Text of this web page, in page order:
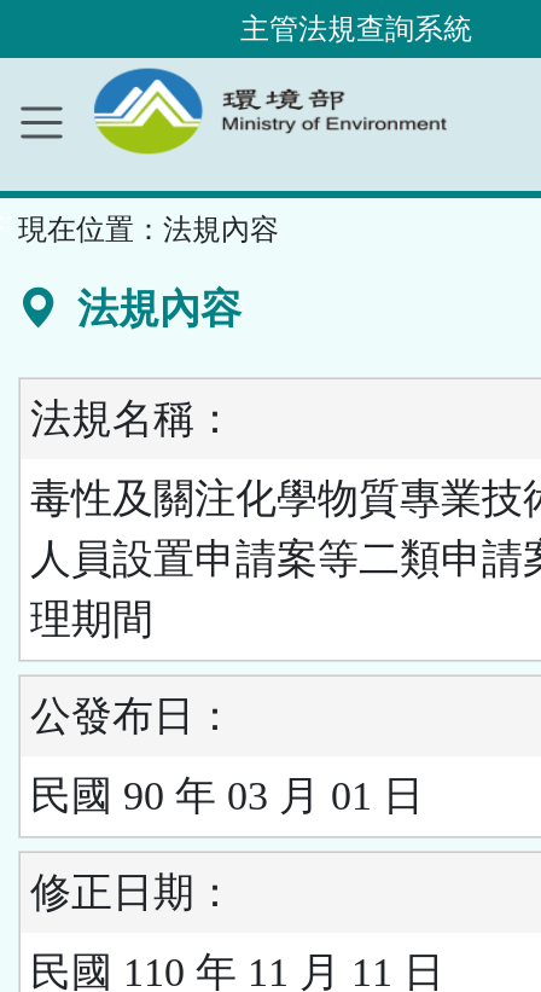
內
容
主管法規查詢系統
現在位置： 法規內容
法規內容
法規名稱：
毒性及關注化學物質專業技
人員設置申請案等二類申請
理期間
公發布日：
民國 90 年 03 月 01 日
修正日期：
民國 110 年 11 月 11 日